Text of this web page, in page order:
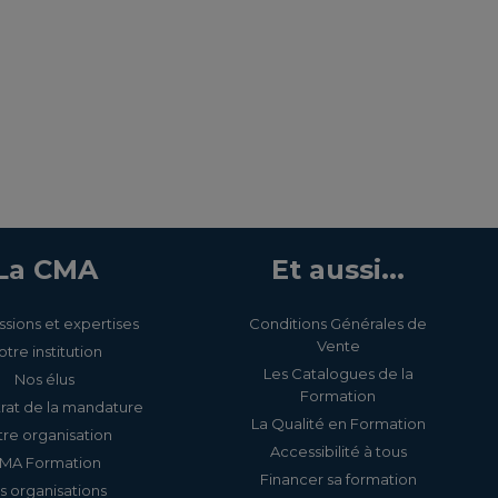
CMA
et expertises
institution
Nos élus
de la mandature
organisation
Formation
organisations
Et aussi...
Conditions Générales de
Vente
Les Catalogues de la
Formation
La Qualité en Formation
Accessibilité à tous
Financer sa formation